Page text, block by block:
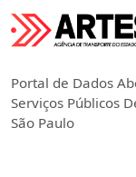
Portal de Dados
Serviços Públicos
São Paulo